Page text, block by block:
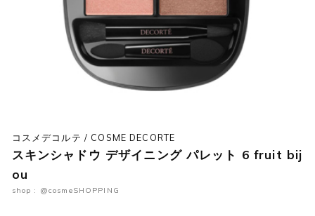
コスメデコルテ / COSME DECORTE
スキンシャドウ デザイニング パレット 6 fruit bij
ou
shop : @cosmeSHOPPING